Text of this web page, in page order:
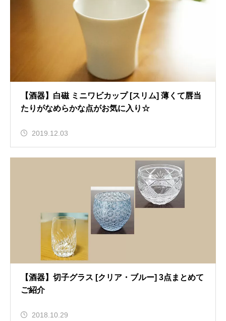
【酒器】白磁 ミニワビカップ [スリム] 薄くて唇当
たりがなめらかな点がお気に入り☆
2019.12.03
【酒器】切子グラス [クリア・ブルー] 3点まとめて
ご紹介
2018.10.29